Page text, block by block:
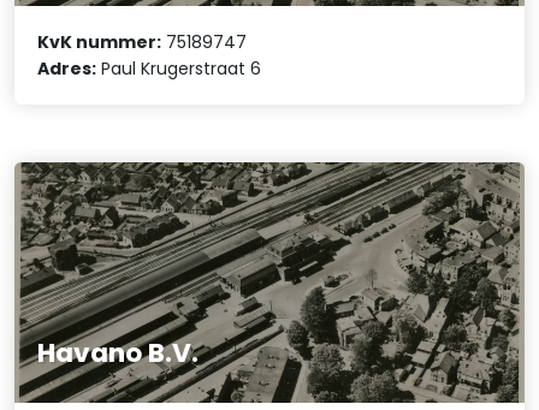
KvK nummer: 75189747
Adres: Paul Krugerstraat 6
Havano B.V.